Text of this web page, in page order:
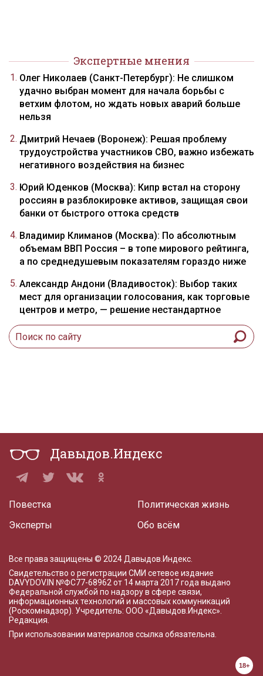
Экспертные мнения
Олег Николаев (Санкт-Петербург): Не слишком
удачно выбран момент для начала борьбы с
ветхим флотом, но ждать новых аварий больше
нельзя
Дмитрий Нечаев (Воронеж): Решая проблему
трудоустройства участников СВО, важно избежать
негативного воздействия на бизнес
Юрий Юденков (Москва): Кипр встал на сторону
россиян в разблокировке активов, защищая свои
банки от быстрого оттока средств
Владимир Климанов (Москва): По абсолютным
объемам ВВП Россия – в топе мирового рейтинга,
а по среднедушевым показателям гораздо ниже
Александр Андони (Владивосток): Выбор таких
мест для организации голосования, как торговые
центров и метро, — решение нестандартное
Давыдов.Индекс
Повестка
Эксперты
Политическая жизнь
Обо всём
Все права защищены © 2024 Давыдов.Индекс.
Свидетельство о регистрации СМИ сетевое издание
DAVYDOV.IN №ФС77-68962 от 14 марта 2017 года выдано
Федеральной службой по надзору в сфере связи,
информационных технологий и массовых коммуникаций
(Роскомнадзор). Учредитель: ООО «Давыдов.Индекс».
Редакция
При использовании материалов ссылка обязательна.
18+